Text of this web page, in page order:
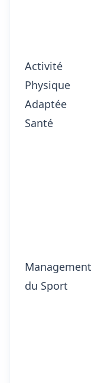
Activité
Physique
Adaptée
Santé
Management
du Sport